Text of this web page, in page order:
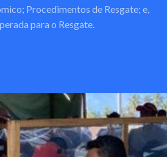
Procedimentos de Resgate; e,
para o Resgate.